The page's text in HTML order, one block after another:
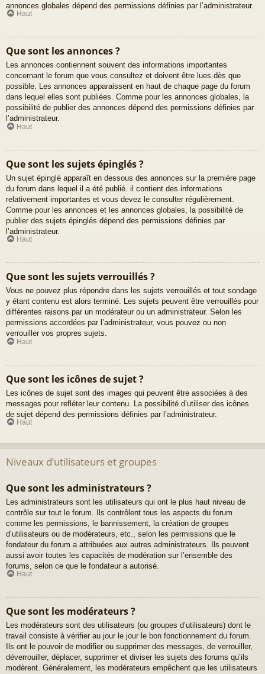
annonces globales dépend des permissions définies par l’administrateur.
Haut
Que sont les annonces ?
Les annonces contiennent souvent des informations importantes
concernant le forum que vous consultez et doivent être lues dès que
possible. Les annonces apparaissent en haut de chaque page du forum
dans lequel elles sont publiées. Comme pour les annonces globales, la
possibilité de publier des annonces dépend des permissions définies par
l’administrateur.
Haut
Que sont les sujets épinglés ?
Un sujet épinglé apparaît en dessous des annonces sur la première page
du forum dans lequel il a été publié. il contient des informations
relativement importantes et vous devez le consulter régulièrement.
Comme pour les annonces et les annonces globales, la possibilité de
publier des sujets épinglés dépend des permissions définies par
l’administrateur.
Haut
Que sont les sujets verrouillés ?
Vous ne pouvez plus répondre dans les sujets verrouillés et tout sondage
y étant contenu est alors terminé. Les sujets peuvent être verrouillés pour
différentes raisons par un modérateur ou un administrateur. Selon les
permissions accordées par l’administrateur, vous pouvez ou non
verrouiller vos propres sujets.
Haut
Que sont les icônes de sujet ?
Les icônes de sujet sont des images qui peuvent être associées à des
messages pour refléter leur contenu. La possibilité d’utiliser des icônes
de sujet dépend des permissions définies par l’administrateur.
Haut
Niveaux d’utilisateurs et groupes
Que sont les administrateurs ?
Les administrateurs sont les utilisateurs qui ont le plus haut niveau de
contrôle sur tout le forum. Ils contrôlent tous les aspects du forum
comme les permissions, le bannissement, la création de groupes
d’utilisateurs ou de modérateurs, etc., selon les permissions que le
fondateur du forum a attribuées aux autres administrateurs. Ils peuvent
aussi avoir toutes les capacités de modération sur l’ensemble des
forums, selon ce que le fondateur a autorisé.
Haut
Que sont les modérateurs ?
Les modérateurs sont des utilisateurs (ou groupes d’utilisateurs) dont le
travail consiste à vérifier au jour le jour le bon fonctionnement du forum.
Ils ont le pouvoir de modifier ou supprimer des messages, de verrouiller,
déverrouiller, déplacer, supprimer et diviser les sujets des forums qu’ils
modèrent. Généralement, les modérateurs empêchent que les utilisateurs